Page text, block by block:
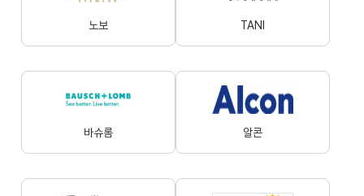
노보 TANI
바슈롬 알콘